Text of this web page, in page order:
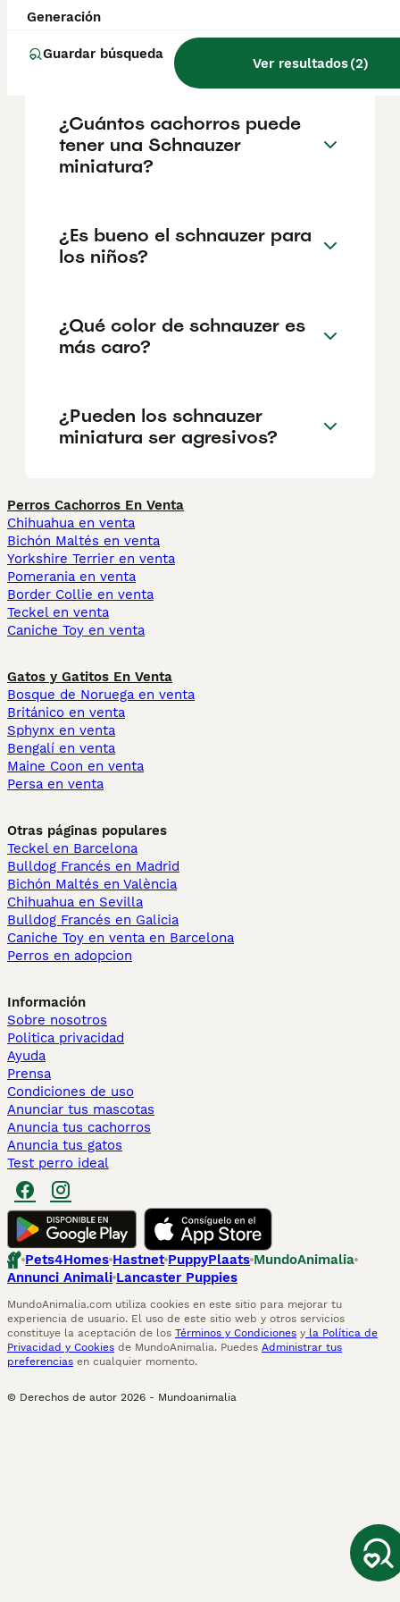
Generación
Guardar búsqueda
Ver resultados(2)
836€, aunque los precios pueden variar
según factores como el pedigrí, la
reputación del criador y la ubicación.
¿Cuántos cachorros puede
tener una Schnauzer
miniatura?
¿Es bueno el schnauzer para
los niños?
¿Qué color de schnauzer es
más caro?
¿Pueden los schnauzer
miniatura ser agresivos?
Perros Cachorros En Venta
Chihuahua en venta
Bichón Maltés en venta
Yorkshire Terrier en venta
Pomerania en venta
Border Collie en venta
Teckel en venta
Caniche Toy en venta
Gatos y Gatitos En Venta
Bosque de Noruega en venta
Británico en venta
Sphynx en venta
Bengalí en venta
Maine Coon en venta
Persa en venta
Otras páginas populares
Teckel en Barcelona
Bulldog Francés en Madrid
Bichón Maltés en València
Chihuahua en Sevilla
Bulldog Francés en Galicia
Caniche Toy en venta en Barcelona
Perros en adopcion
Información
Sobre nosotros
Politica privacidad
Ayuda
Prensa
Condiciones de uso
Anunciar tus mascotas
Anuncia tus cachorros
Anuncia tus gatos
Test perro ideal
Pets4Homes Hastnet PuppyPlaats MundoAnimalia
Annunci Animali Lancaster Puppies
MundoAnimalia.com utiliza cookies en este sitio para mejorar tu
experiencia de usuario. El uso de este sitio web y otros servicios
constituye la aceptación de los Términos y Condiciones y la Política de
Privacidad y Cookies de MundoAnimalia. Puedes Administrar tus
preferencias en cualquier momento.
© Derechos de autor 2026 - Mundoanimalia